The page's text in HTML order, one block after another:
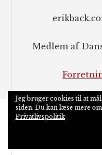
Medlem af
Jeg bruger cookies til at
siden. Du kan læse mere
Privatlivspolitik